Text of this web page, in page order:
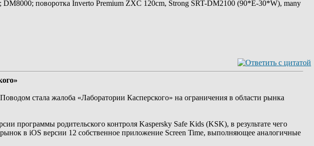
поворотка Inverto Premium ZXC 120cm, Strong SRT-DM2100 (90*E-30*W), many
стала жалоба «Лаборатории Касперского» на ограничения в области рынка
программы родительского контроля Kaspersky Safe Kids (KSK), в результате чего
в iOS версии 12 собственное приложение Screen Time, выполняющее аналогичные